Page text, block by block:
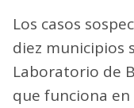
Los casos
diez municipios
Laboratorio de
que funciona